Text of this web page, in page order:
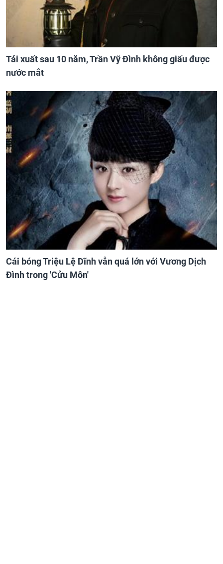
Tái xuất sau 10 năm, Trần Vỹ Đình không giấu được
nước mắt
Cái bóng Triệu Lệ Dĩnh vẫn quá lớn với Vương Dịch
Đình trong 'Cửu Môn'